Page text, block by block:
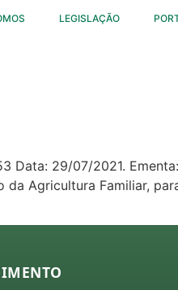
LEGISLAÇÃO
Data: 29/07/2021.
da Agricultura Familiar,